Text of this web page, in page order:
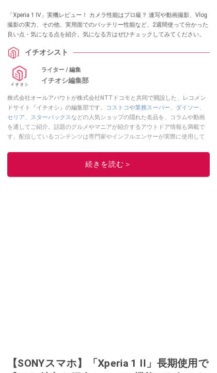
「Xperia 1 IV」実機レビュー！ カメラ性能はプロ級？ 連写や動画撮影、Vlog
撮影の実力、その他、実用面でのバッテリー性能など、2週間使って分かった
良い点・気になる点を紹介。気になる方はぜひチェックしてみてください。
イチオシスト
ライター / 編集
イチオシ編集部
株式会社オールアバウトが株式会社NTTドコモと共同で開設した、レコメン
ドサイト『イチオシ』の編集部です。
コストコや業務スーパー ダイソー
セリア
スターバックス などの人気ショップの隠れた名品を、コラムや動画
を通してご紹介。話題のグルメやマニアが紹介するアウトドア情報も満載で
す。配信しているコンテンツは専門家やインフルエンサーが実際に使用して
ニュースでフォロー
続きを読む＞
【SONYスマホ】「Xperia 1 II」長期使用で